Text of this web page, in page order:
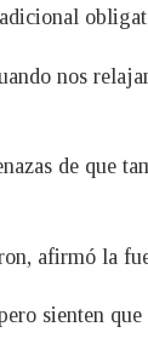
nos
de que
afirmó la
sienten